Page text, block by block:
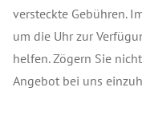
versteckte Gebühren.
um die Uhr zur
helfen. Zögern Sie
Angebot bei uns